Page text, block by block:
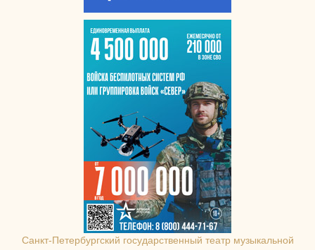
Санкт-Петербургcкий государственный театр музыкальной